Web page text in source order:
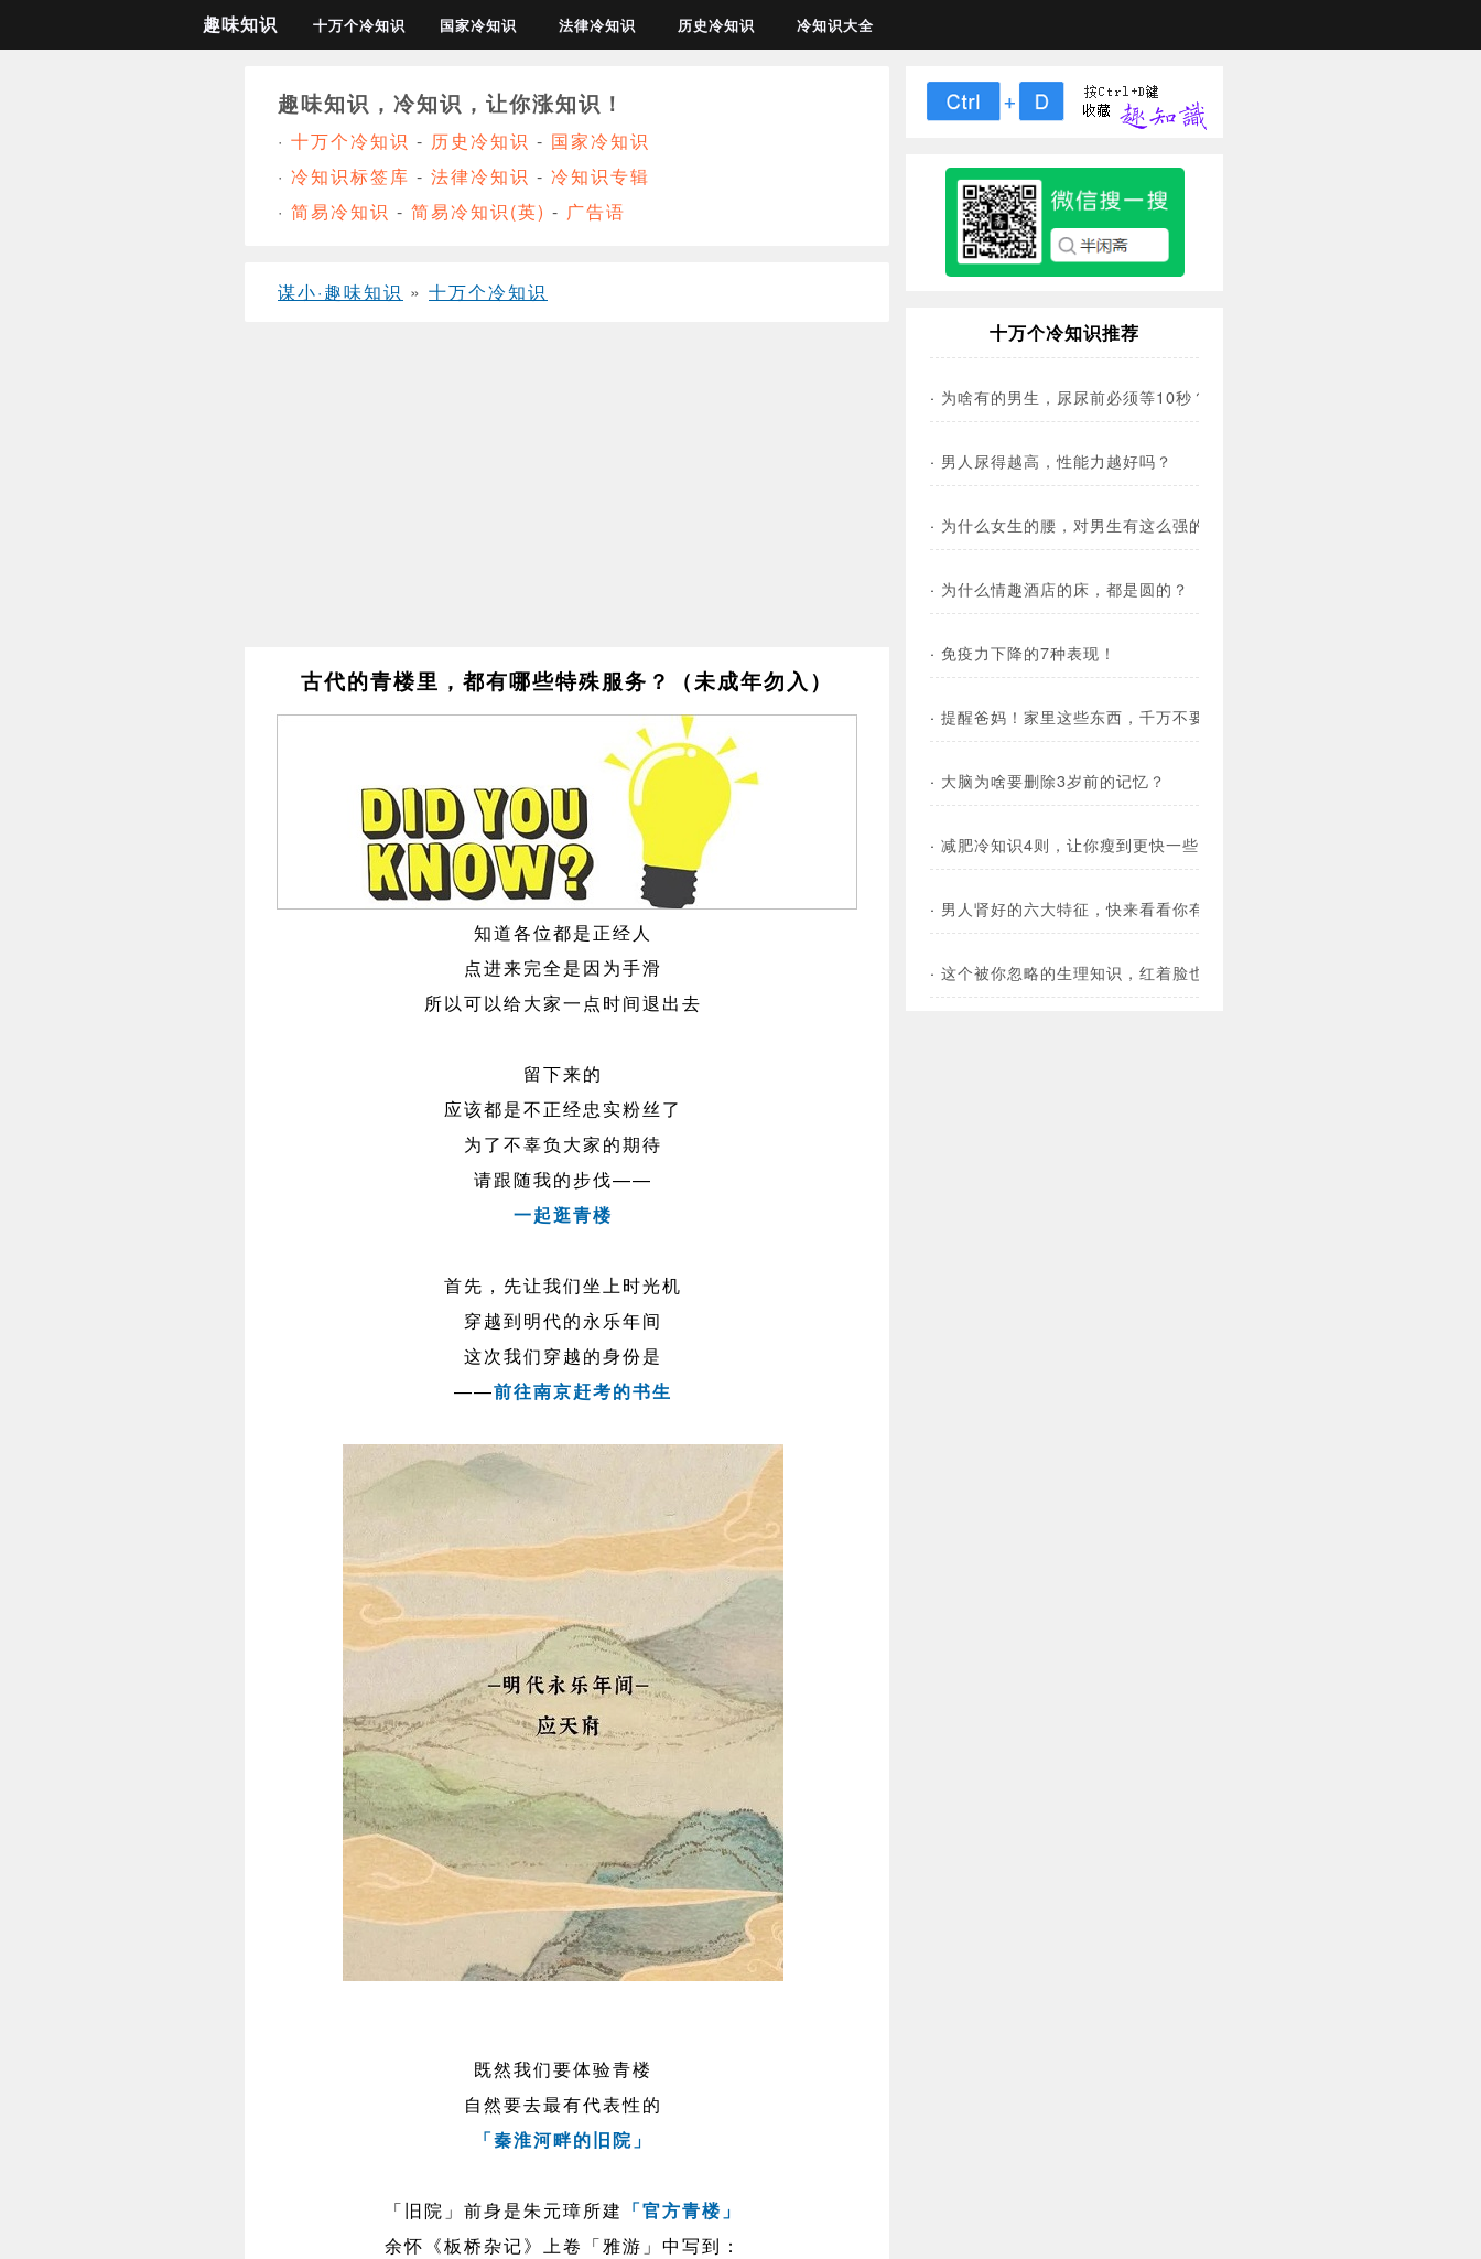
趣味知识 十万个冷知识 国家冷知识 法律冷知识 历史冷知识 冷知识大全
趣味知识，冷知识，让你涨知识！
· 十万个冷知识 - 历史冷知识 - 国家冷知识
· 冷知识标签库 - 法律冷知识 - 冷知识专辑
· 简易冷知识 - 简易冷知识(英) - 广告语
谋小·趣味知识 » 十万个冷知识
古代的青楼里，都有哪些特殊服务？（未成年勿入）
知道各位都是正经人
点进来完全是因为手滑
所以可以给大家一点时间退出去
留下来的
应该都是不正经忠实粉丝了
为了不辜负大家的期待
请跟随我的步伐——
一起逛青楼
首先，先让我们坐上时光机
穿越到明代的永乐年间
这次我们穿越的身份是
——前往南京赶考的书生
既然我们要体验青楼
自然要去最有代表性的
「秦淮河畔的旧院」
「旧院」前身是朱元璋所建 「官方青楼」
余怀《板桥杂记》上卷「雅游」中写到：
十万个冷知识推荐
· 为啥有的男生，尿尿前必须等10秒？！
· 男人尿得越高，性能力越好吗？
· 为什么女生的腰，对男生有这么强的吸引力？
· 为什么情趣酒店的床，都是圆的？
· 免疫力下降的7种表现！
· 提醒爸妈！家里这些东西，千万不要继续留着了！
· 大脑为啥要删除3岁前的记忆？
· 减肥冷知识4则，让你瘦到更快一些！
· 男人肾好的六大特征，快来看看你有几个？
· 这个被你忽略的生理知识，红着脸也要看完！(图)